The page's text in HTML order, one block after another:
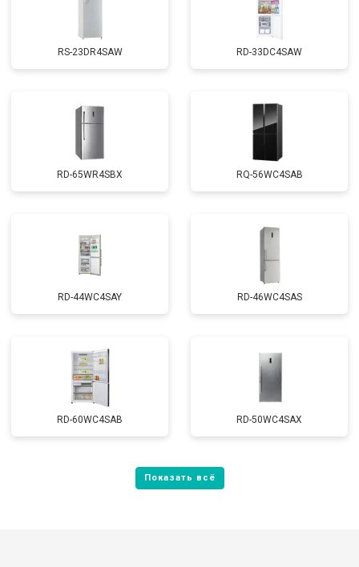
RS-23DR4SAW RD-33DC4SAW
RD-65WR4SBX RQ-56WC4SAB
RD-44WC4SAY RD-46WC4SAS
RD-60WC4SAB RD-50WC4SAX